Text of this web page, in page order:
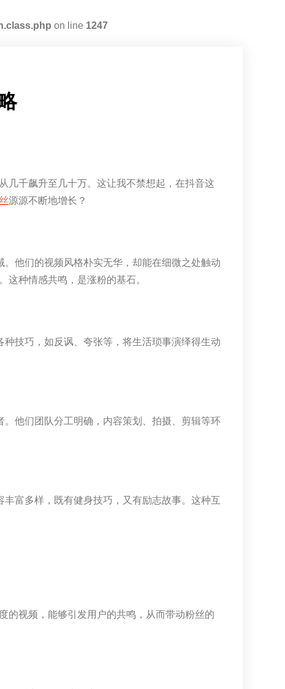
on line 1247
几千飙升至几十万。这让我不禁想起，在抖音这
源源不断地增长？
。他们的视频风格朴实无华，却能在细微之处触动
这种情感共鸣，是涨粉的基石。
技巧，如反讽、夸张等，将生活琐事演绎得生动
。他们团队分工明确，内容策划、拍摄、剪辑等环
富多样，既有健身技巧，又有励志故事。这种互
的视频，能够引发用户的共鸣，从而带动粉丝的